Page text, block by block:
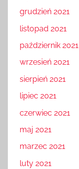
grudzień 2021
listopad 2021
październik 2021
wrzesień 2021
sierpień 2021
lipiec 2021
czerwiec 2021
maj 2021
marzec 2021
luty 2021